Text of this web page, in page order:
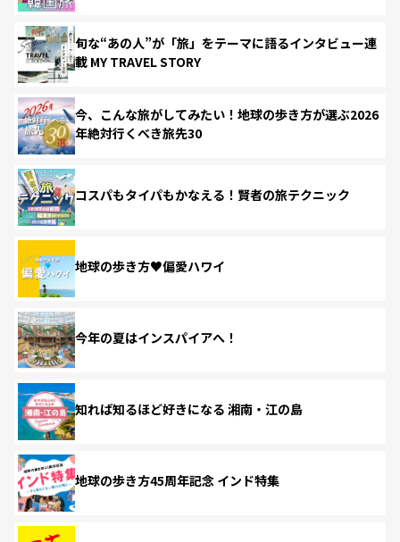
旬な“あの人”が「旅」をテーマに語るインタビュー連
載 MY TRAVEL STORY
今、こんな旅がしてみたい！地球の歩き方が選ぶ2026
年絶対行くべき旅先30
コスパもタイパもかなえる！賢者の旅テクニック
地球の歩き方♥偏愛ハワイ
今年の夏はインスパイアへ！
知れば知るほど好きになる 湘南・江の島
地球の歩き方45周年記念 インド特集